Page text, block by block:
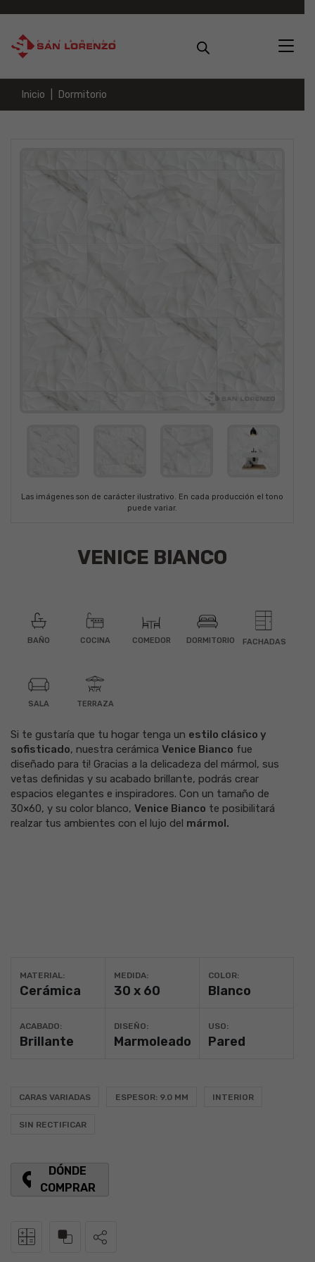
Inicio Dormitorio
Las imágenes son de carácter ilustrativo. En cada producción el tono
puede variar.
VENICE BIANCO
BAÑO COCINA COMEDOR DORMITORIO FACHADAS
SALA TERRAZA
Si te gustaría que tu hogar tenga un estilo clásico y
sofisticado, nuestra cerámica Venice Bianco fue
diseñado para ti! Gracias a la delicadeza del mármol, sus
vetas definidas y su acabado brillante, podrás crear
espacios elegantes e inspiradores. Con un tamaño de
30×60, y su color blanco, Venice Bianco te posibilitará
realzar tus ambientes con el lujo del mármol.
MATERIAL:
Cerámica
MEDIDA:
30 x 60
COLOR:
Blanco
ACABADO:
Brillante
DISEÑO:
Marmoleado
USO:
Pared
CARAS VARIADAS ESPESOR: 9.0 MM INTERIOR
SIN RECTIFICAR
DÓNDE
COMPRAR